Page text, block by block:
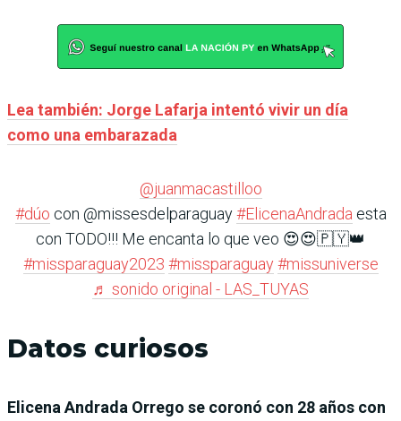
Lea también: Jorge Lafarja intentó vivir un día
como una embarazada
@juanmacastilloo
#dúo con @missesdelparaguay#ElicenaAndrada esta
con TODO!!! Me encanta lo que veo 😍😍🇵🇾👑
#missparaguay2023 #missparaguay #missuniverse
♬ sonido original - LAS_TUYAS
Datos curiosos
Elicena Andrada Orrego se coronó con 28 años con